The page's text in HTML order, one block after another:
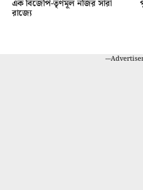
এক বিজেপি-তৃণমূল নজির সারা
রাজ্যে
---